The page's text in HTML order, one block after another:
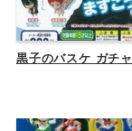
黒子のバスケ ガチャ